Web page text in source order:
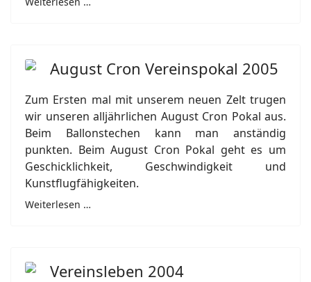
August Cron Vereinspokal 2005
Zum Ersten mal mit unserem neuen Zelt trugen
wir unseren alljährlichen August Cron Pokal aus.
Beim Ballonstechen kann man anständig
punkten. Beim August Cron Pokal geht es um
Geschicklichkeit, Geschwindigkeit und
Kunstflugfähigkeiten.
Weiterlesen …
Vereinsleben 2004